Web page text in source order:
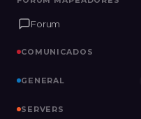
Forum
COMUNICADOS
GENERAL
SERVERS
Forum
COMUNICADOS
GENERAL
SERVERS